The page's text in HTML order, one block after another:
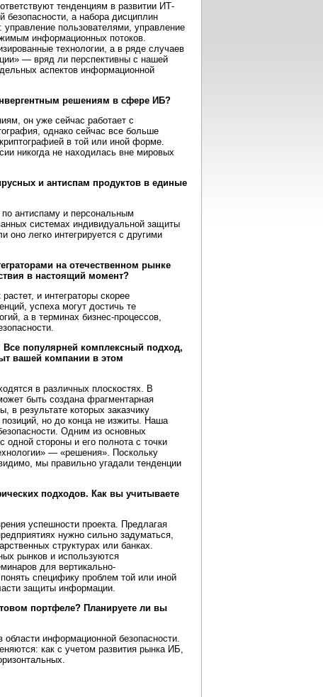
тенденциям в развитии ИТ-
безопасности, а набора дисциплин
управление пользователями, управление
информационных потоков.
технологии, а в ряде случаев
— вряд ли перспективны с нашей
аспектов информационной
решениям в сфере ИБ?
он уже сейчас работает с
однако сейчас все больше
в той или иной форме.
никогда не находилась вне мировых
и антиспам продуктов в единые
антиспаму и персональным
системах индивидуальной защиты
оно легко интегрируется с другими
на отечественном рынке
в настоящий момент?
и интеграторы скорее
успеха могут достичь те
а в терминах бизнес-процессов,
популярней комплексный подход,
вашей компании в этом
в различных плоскостях. В
быть создана фрагментарная
результате которых заказчику
позиций, но до конца не изжиты. Наша
Одним из основных
одной стороны и его полнота с точки
— «решения». Поскольку
мы правильно угадали тенденции
подходов. Как вы учитываете
успешности проекта. Предлагая
нужно сильно задуматься,
структурах или банках.
рынков и используются
для вертикально-
специфику проблем той или иной
защиты информации.
портфеле? Планируете ли вы
информационной безопасности.
как с учетом развития рынка ИБ,